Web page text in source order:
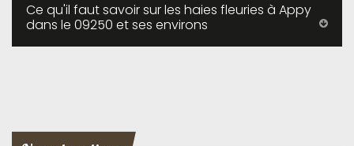
Ce qu'il faut savoir sur les haies fleuries à Appy
dans le 09250 et ses environs